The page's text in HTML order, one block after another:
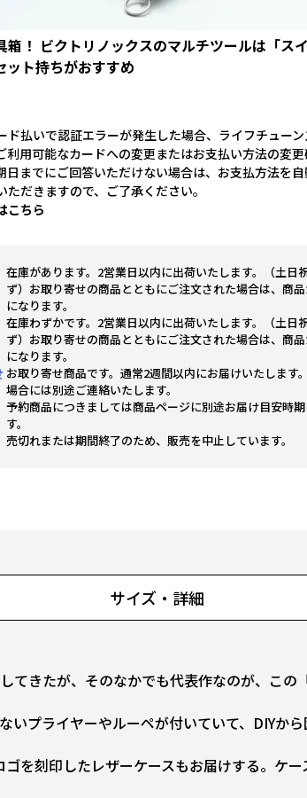
箱！ ビクトリノックスのマルチツールは「ス
ット持ちがおすすめ
払いで認証エラーが発生した場合、ライフチュー
利用可能なカードへの変更またはお支払い方法の変
日までにご回答いただけない場合は、お支払方法を
ただきますので、ご了承ください。
こちら
在庫があります。2営業日以内に出荷いたします。（土日
ず）お取り寄せの商品とともにご注文された場合は、商
になります。
在庫わずかです。2営業日以内に出荷いたします。（土日
ず）お取り寄せの商品とともにご注文された場合は、商
になります。
お取り寄せ商品です。通常2週間以内にお届けいたします
場合には別途ご連絡いたします。
予約商品につきましては商品ページに別途お届け目安時
す。
売切れまたは期間終了のため、販売を中止しています。
サイズ・詳細
きたが、そのなかでも代表作なのが、この
プライヤーやルーペが付いていて、DIYか
を刻印したレザーケースもお届けする。ケー